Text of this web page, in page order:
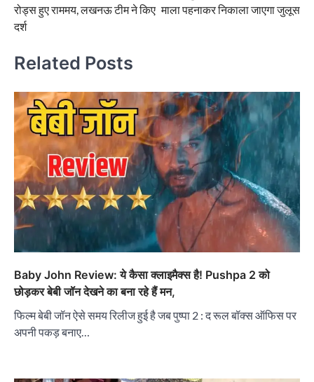
रोड्स हुए राममय, लखनऊ टीम ने किए
दर्श
माला पहनाकर निकाला जाएगा जुलूस
Related Posts
Baby John Review: ये कैसा क्लाइमैक्स है! Pushpa 2 को
छोड़कर बेबी जॉन देखने का बना रहे हैं मन,
फिल्‍म बेबी जॉन ऐसे समय रिलीज हुई है जब पुष्‍पा 2 : द रूल बॉक्‍स ऑफिस पर
अपनी पकड़ बनाए…